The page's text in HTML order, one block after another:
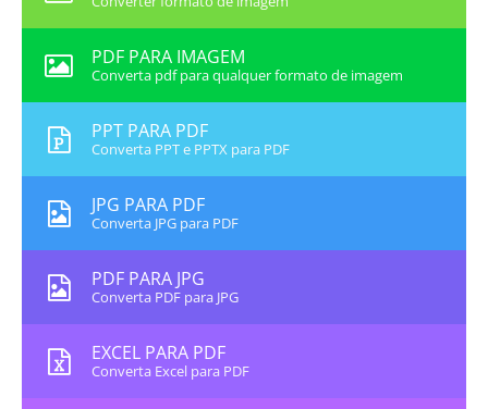
PDF PARA IMAGEM
Converta pdf para qualquer formato de imagem
PPT PARA PDF
Converta PPT e PPTX para PDF
JPG PARA PDF
Converta JPG para PDF
PDF PARA JPG
Converta PDF para JPG
EXCEL PARA PDF
Converta Excel para PDF